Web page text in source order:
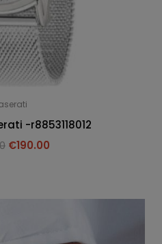
-r8853118012
€190.00